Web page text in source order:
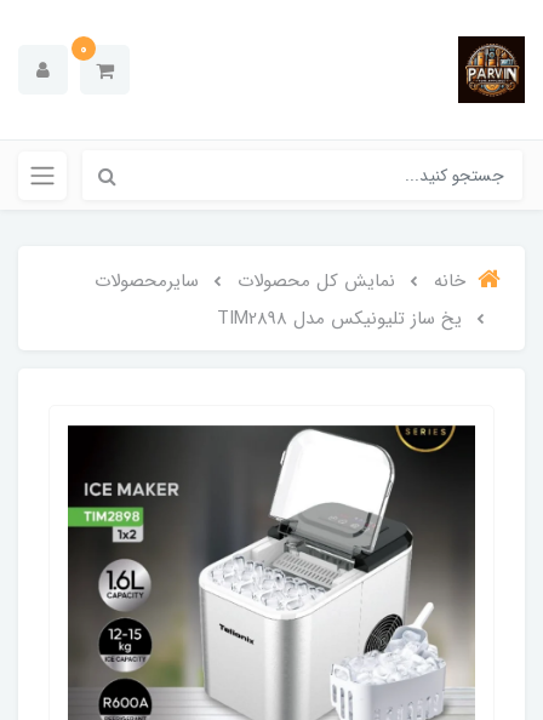
0
خانه نمایش کل محصولات
سایرمحصولات
یخ ساز تلیونیکس مدل TIM2898